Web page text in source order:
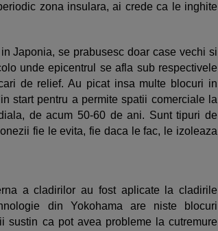
zona insulara, ai crede ca le inghite
Japonia, se prabusesc doar case vechi si
unde epicentrul se afla sub respectivele
de relief. Au picat insa multe blocuri in
start pentru a permite spatii comerciale la
de acum 50-60 de ani. Sunt tipuri de
fie le evita, fie daca le fac, le izoleaza
a cladirilor au fost aplicate la cladirile
din Yokohama are niste blocuri
sustin ca pot avea probleme la cutremure